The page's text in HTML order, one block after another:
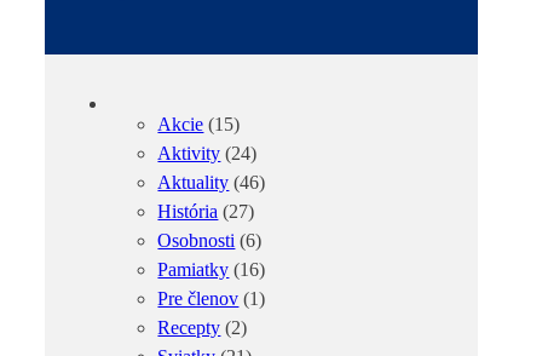
Akcie (15)
Aktivity (24)
Aktuality (46)
História (27)
Osobnosti (6)
Pamiatky (16)
Pre členov (1)
Recepty (2)